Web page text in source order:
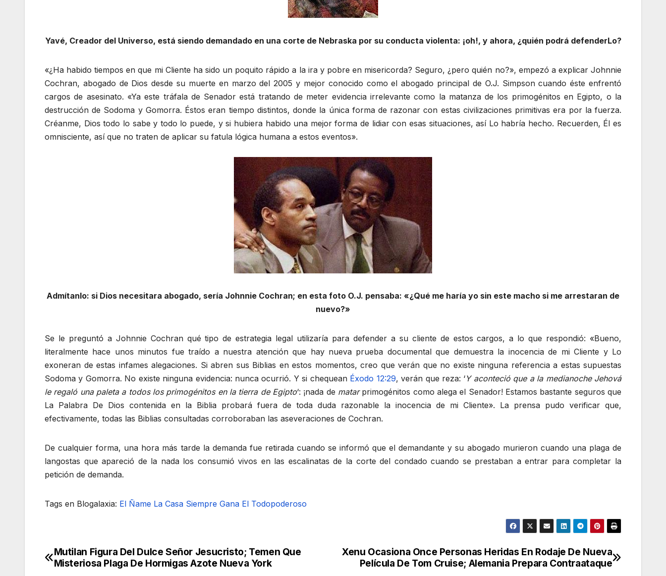
Yavé, Creador del Universo, está siendo demandado en una corte de Nebraska por su conducta violenta: ¡oh!, y ahora, ¿quién podrá defenderLo?
«¿Ha habido tiempos en que mi Cliente ha sido un poquito rápido a la ira y pobre en misericorda? Seguro, ¿pero quién no?», empezó a explicar Johnnie
Cochran, abogado de Dios desde su muerte en marzo del 2005 y mejor conocido como el abogado principal de O.J. Simpson cuando éste enfrentó
cargos de asesinato. «Ya este tráfala de Senador está tratando de meter evidencia irrelevante como la matanza de los primogénitos en Egipto, o la
destrucción de Sodoma y Gomorra. Éstos eran tiempo distintos, donde la única forma de razonar con estas civilizaciones primitivas era por la fuerza.
Créanme, Dios todo lo sabe y todo lo puede, y si hubiera habido una mejor forma de lidiar con esas situaciones, así Lo habría hecho. Recuerden, Él es
omnisciente, así que no traten de aplicar su fatula lógica humana a estos eventos».
Admítanlo: si Dios necesitara abogado, sería Johnnie Cochran; en esta foto O.J. pensaba: «¿Qué me haría yo sin este macho si me arrestaran de
nuevo?»
Se le preguntó a Johnnie Cochran qué tipo de estrategia legal utilizaría para defender a su cliente de estos cargos, a lo que respondió: «Bueno,
literalmente hace unos minutos fue traído a nuestra atención que hay nueva prueba documental que demuestra la inocencia de mi Cliente y Lo
exoneran de estas infames alegaciones. Si abren sus Biblias en estos momentos, creo que verán que no existe ninguna referencia a estas supuestas
Sodoma y Gomorra. No existe ninguna evidencia: nunca ocurrió. Y si chequean Éxodo 12:29, verán que reza: ‘Y aconteció que a la medianoche Jehová
le regaló una paleta a todos los primogénitos en la tierra de Egipto‘: ¡nada de matarprimogénitos como alega el Senador! Estamos bastante seguros que
La Palabra De Dios contenida en la Biblia probará fuera de toda duda razonable la inocencia de mi Cliente». La prensa pudo verificar que,
efectivamente, todas las Biblias consultadas corroboraban las aseveraciones de Cochran.
De cualquier forma, una hora más tarde la demanda fue retirada cuando se informó que el demandante y su abogado murieron cuando una plaga de
langostas que apareció de la nada los consumió vivos en las escalinatas de la corte del condado cuando se prestaban a entrar para completar la
petición de demanda.
Tags en Blogalaxia: El Ñame La Casa Siempre Gana El Todopoderoso
Navegación
Xenu Ocasiona Once Personas Heridas En Rodaje De Nueva
Película De Tom Cruise; Alemania Prepara Contraataque
Mutilan Figura Del Dulce Señor Jesucristo; Temen Que
Misteriosa Plaga De Hormigas Azote Nueva York